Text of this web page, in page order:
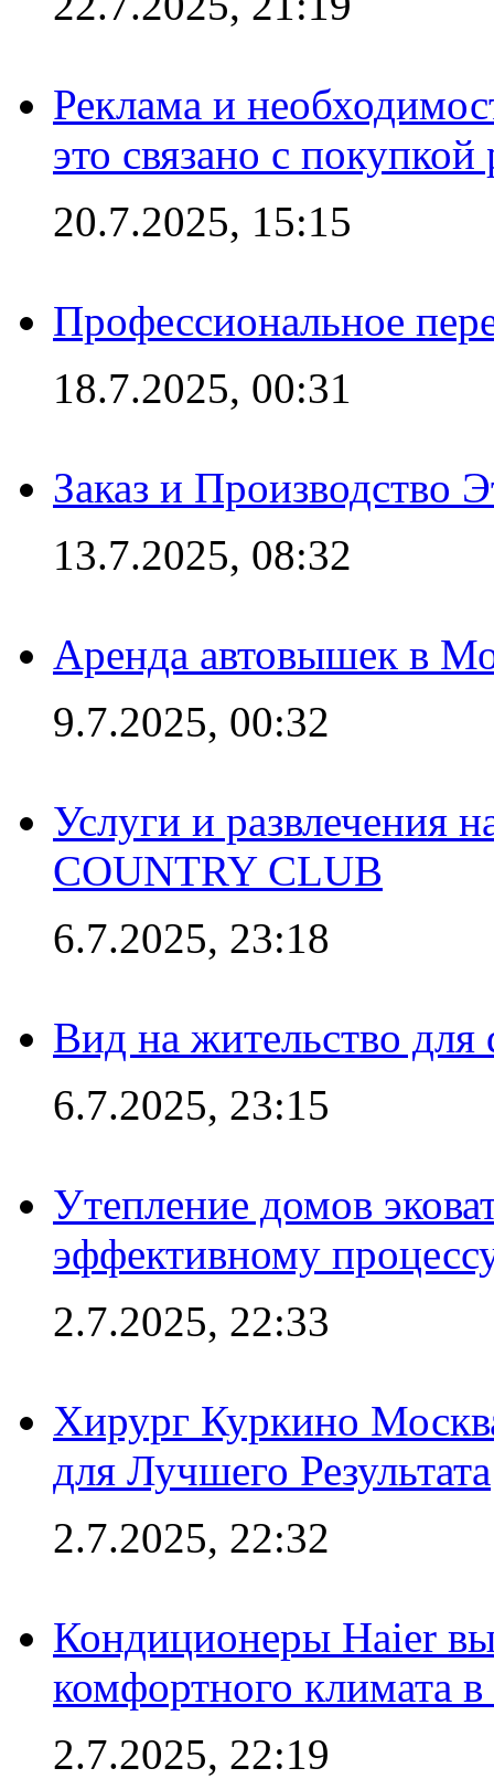
Реклама и
это связано с покупкой
20.7.2025, 15:15
Профессиональное
18.7.2025, 00:31
Заказ и Производство
13.7.2025, 08:32
Аренда автовышек в
9.7.2025, 00:32
Услуги и развлечения
COUNTRY CLUB
6.7.2025, 23:18
Вид на жительство
6.7.2025, 23:15
Утепление домов
эффективному
2.7.2025, 22:33
Хирург Куркино
для Лучшего Результата
2.7.2025, 22:32
Кондиционеры Haier
комфортного климата
2.7.2025, 22:19